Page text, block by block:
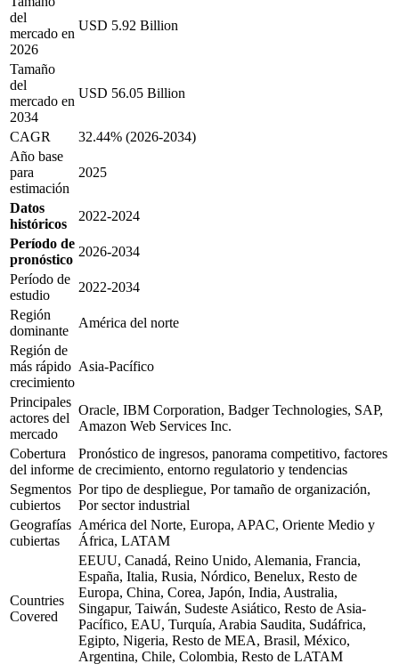
del
mercado en
2026
USD 5.92 Billion
Tamaño
del
mercado en
2034
USD 56.05 Billion
CAGR
32.44% (2026-2034)
Año base
para
estimación
2025
Datos
históricos
2022-2024
Período de
pronóstico
2026-2034
Período de
estudio
2022-2034
Región
dominante
América del norte
Región de
más rápido
crecimiento
Asia-Pacífico
Principales
actores del
mercado
Oracle, IBM Corporation, Badger Technologies, SAP,
Amazon Web Services Inc.
Cobertura
del informe
Pronóstico de ingresos, panorama competitivo, factores
de crecimiento, entorno regulatorio y tendencias
Segmentos
cubiertos
Por tipo de despliegue, Por tamaño de organización,
Por sector industrial
Geografías
cubiertas
América del Norte, Europa, APAC, Oriente Medio y
África, LATAM
Countries
Covered
EEUU, Canadá, Reino Unido, Alemania, Francia,
España, Italia, Rusia, Nórdico, Benelux, Resto de
Europa, China, Corea, Japón, India, Australia,
Singapur, Taiwán, Sudeste Asiático, Resto de Asia-
Pacífico, EAU, Turquía, Arabia Saudita, Sudáfrica,
Egipto, Nigeria, Resto de MEA, Brasil, México,
Argentina, Chile, Colombia, Resto de LATAM